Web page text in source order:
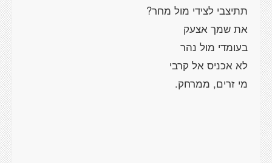
תתיצבי לצידי מול מחר?
את שמך אצעק
בעומדי מול נהר
לא אכניס אל קרבי
מי זרים, ממרחק.